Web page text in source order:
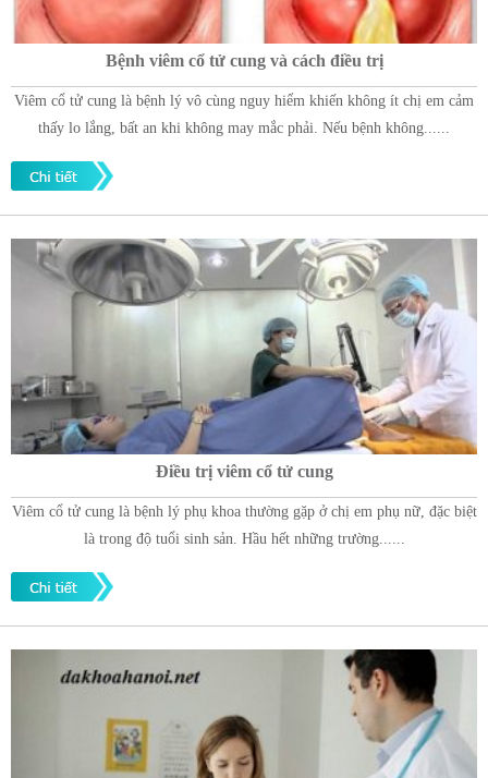
Bệnh viêm cổ tử cung và cách điều trị
Viêm cổ tử cung là bệnh lý vô cùng nguy hiểm khiến không ít chị em cảm
thấy lo lắng, bất an khi không may mắc phải. Nếu bệnh không......
Điều trị viêm cổ tử cung
Viêm cổ tử cung là bệnh lý phụ khoa thường gặp ở chị em phụ nữ, đặc biệt
là trong độ tuổi sinh sản. Hầu hết những trường......